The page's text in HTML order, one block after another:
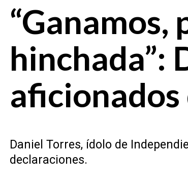
hinchada”:
aficionados
Daniel Torres, ídolo de
declaraciones.